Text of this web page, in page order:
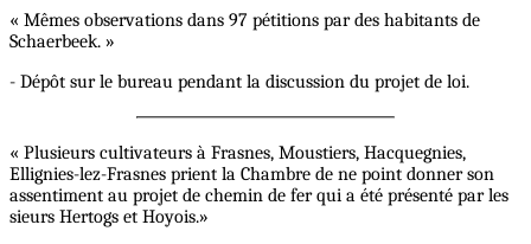
« Mêmes observations dans 97 pétitions par des habitants de
Schaerbeek. »
- Dépôt sur le bureau pendant la discussion du projet de loi.
« Plusieurs cultivateurs à Frasnes, Moustiers, Hacquegnies,
Ellignies-lez-Frasnes prient la Chambre de ne point donner son
assentiment au projet de chemin de fer qui a été présenté par les
sieurs Hertogs et Hoyois.»